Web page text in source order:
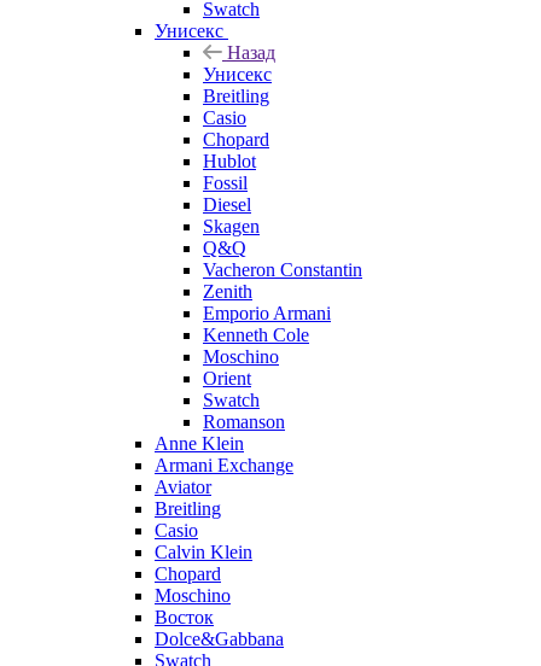
Swatch
Унисекс
Назад
Унисекс
Breitling
Casio
Chopard
Hublot
Fossil
Diesel
Skagen
Q&Q
Vacheron Constantin
Zenith
Emporio Armani
Kenneth Cole
Moschino
Orient
Swatch
Romanson
Anne Klein
Armani Exchange
Aviator
Breitling
Casio
Calvin Klein
Chopard
Moschino
Восток
Dolce&Gabbana
Swatch